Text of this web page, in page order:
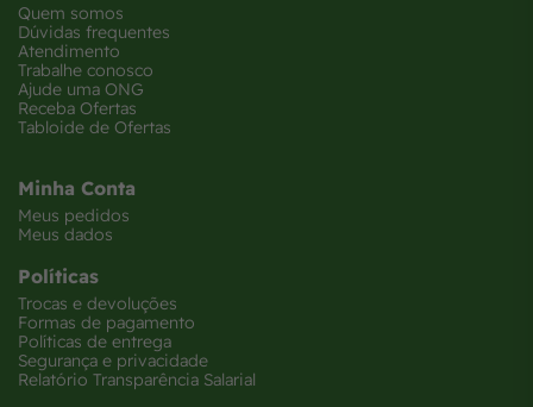
Quem somos
Dúvidas frequentes
Atendimento
Trabalhe conosco
Ajude uma ONG
Receba Ofertas
Tabloide de Ofertas
Minha Conta
Meus pedidos
Meus dados
Políticas
Trocas e devoluções
Formas de pagamento
Políticas de entrega
Segurança e privacidade
Relatório Transparência Salarial